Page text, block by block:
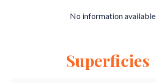
No information available
Superficies